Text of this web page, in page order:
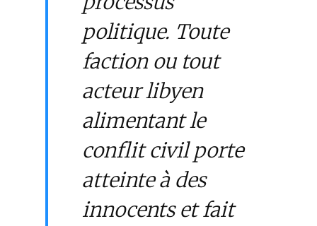
politique. Toute
faction ou tout
acteur libyen
alimentant le
conflit civil porte
atteinte à des
innocents et fait